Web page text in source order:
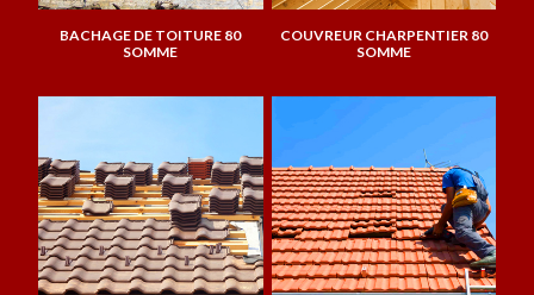
BACHAGE DE TOITURE 80
SOMME
COUVREUR CHARPENTIER 80
SOMME